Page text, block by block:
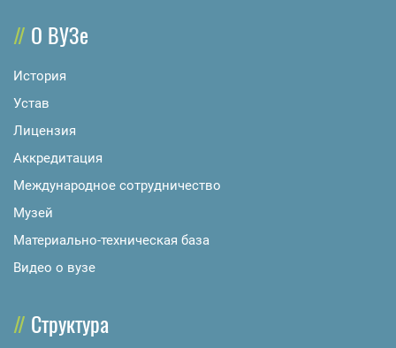
О ВУЗе
История
Устав
Лицензия
Аккредитация
Международное сотрудничество
Музей
Материально-техническая база
Видео о вузе
Структура